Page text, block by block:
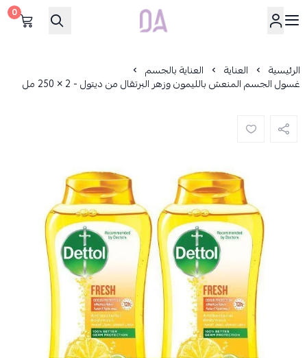
Dar Alamirat
0
الرئيسية العناية العناية بالجسم
غسول الجسم المنعش بالليمون وزهر البرتقال من ديتول - 2 × 250 مل